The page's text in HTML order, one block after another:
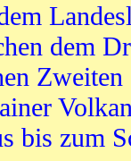
dem
bis zum